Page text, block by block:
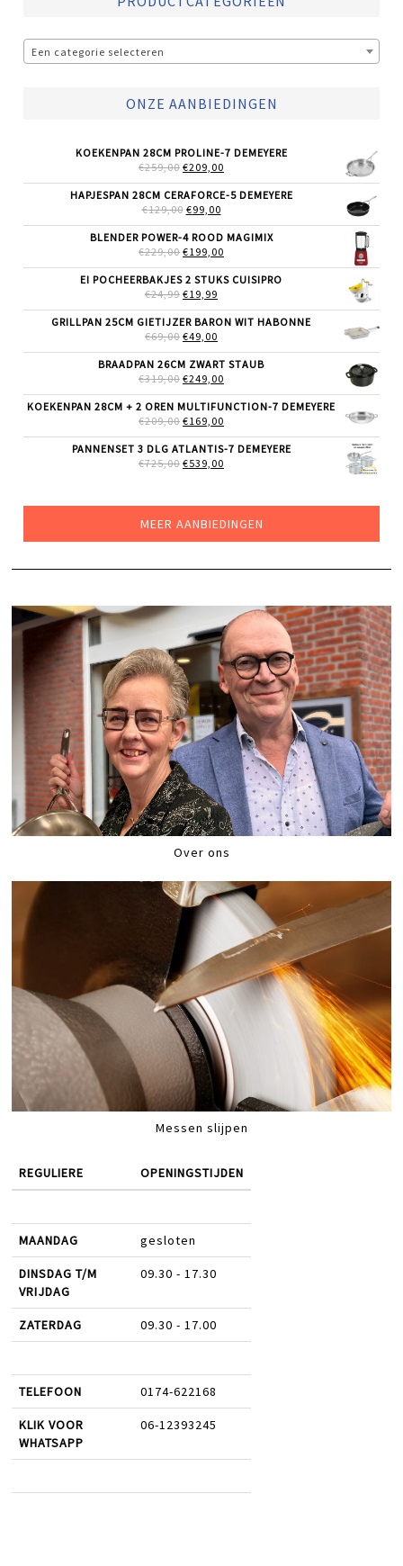
Een categorie selecteren
ONZE AANBIEDINGEN
KOEKENPAN 28CM PROLINE-7 DEMEYERE
€259,00 OORSPRONKELIJKE
WAS:
€259,00.
€209,00
IS:
HAPJESPAN 28CM CERAFORCE-5 DEMEYERE
€129,00 OORSPRONKELIJKE
WAS:
€129,00.
€99,00HUIDIGE
IS:
€99,00.
BLENDER POWER-4 ROOD MAGIMIX
€229,00 OORSPRONKELIJKE
WAS:
€229,00.
€199,00
IS:
EI POCHEERBAKJES 2 STUKS CUISIPRO
€24,99 OORSPRONKELIJKE
WAS:
€24,99.
€19,99
IS:
GRILLPAN 25CM GIETIJZER BARON WIT HABONNE
€69,00 OORSPRONKELIJKE
WAS:
€69,00.
€49,00
IS:
€49,00.
BRAADPAN 26CM ZWART STAUB
€319,00 OORSPRONKELIJKE
WAS:
€319,00.
€249,00
IS:
KOEKENPAN 28CM + 2 OREN MULTIFUNCTION-7 DEMEYERE
€209,00 OORSPRONKELIJKE
WAS:
€209,00.
€169,00
IS:
PANNENSET 3 DLG ATLANTIS-7 DEMEYERE
€725,00 OORSPRONKELIJKE
€539,00
MEER AANBIEDINGEN
Over ons
Messen slijpen
REGULIERE OPENINGSTIJDEN
MAANDAG gesloten
DINSDAG T/M
VRIJDAG
09.30 - 17.30
ZATERDAG 09.30 - 17.00
TELEFOON 0174-622168
KLIK VOOR
WHATSAPP
06-12393245